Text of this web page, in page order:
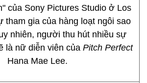
của Sony Pictures Studio ở Los
tham gia của hàng loạt ngôi sao
nhiên, người thu hút nhiều sự
là nữ diễn viên của Pitch Perfect
Hana Mae Lee.